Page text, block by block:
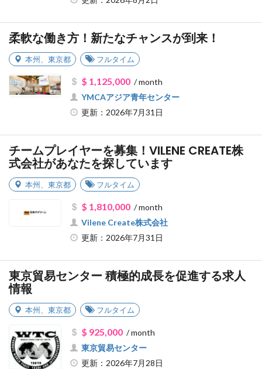
柔軟な働き方！新たなチャンスが到来！
本州 東京都 フルタイム
$ 1,125,000/ month
YMCAアジア青年センター
更新：2026年7月31日
チームプレイヤーを募集！VILENE CREATE株
式会社があなたを探しています
本州 東京都 フルタイム
$ 1,810,000/ month
Vilene Create株式会社
更新：2026年7月31日
東京貿易センター 積極的成長を促進する求人
情報
本州 東京都 フルタイム
$ 925,000/ month
東京貿易センター
更新：2026年7月28日